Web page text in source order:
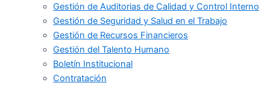
Gestión de Auditorias de Calidad y Control Interno
Gestión de Seguridad y Salud en el Trabajo
Gestión de Recursos Financieros
Gestión del Talento Humano
Boletín Institucional
Contratación